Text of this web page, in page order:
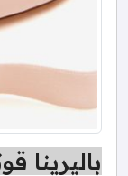
باليرينا